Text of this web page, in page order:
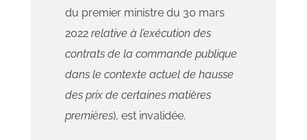
du premier ministre du 30 mars
2022 relative à l’exécution des
contrats de la commande publique
dans le contexte actuel de hausse
des prix de certaines matières
premières), est invalidée.